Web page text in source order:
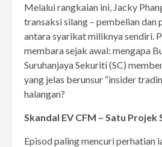
Melalui rangkaian ini, Jacky
transaksi silang – pembelian dan
antara syarikat miliknya sendiri.
membara sejak awal: mengapa
Suruhanjaya Sekuriti (SC)
yang jelas berunsur “insider
halangan?
Skandal EV CFM – Satu Projek
Episod paling mencuri perhatian